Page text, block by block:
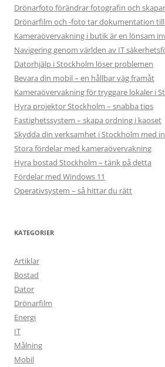
Drönarfoto förändrar fotografin och
Drönarfilm och -foto tar dokumentation
Kameraövervakning i butik är en lönsam
Navigering genom världen av IT
Datorhjälp i Stockholm löser problemen
Bevara din mobil – en hållbar väg framåt
Kameraövervakning för tryggare lokaler i
Hyra projektor Stockholm – snabba tips
Fastighetssystem – skapa ordning i kaoset
Skydda din verksamhet i Stockholm med
Stora fördelar med kameraövervakning
Hyra bostad Stockholm – tänk på detta
Fördelar med Windows 11
Operativsystem – så hittar du rätt
KATEGORIER
Artiklar
Bostad
Dator
Drönarfilm
Energi
IT
Målning
Mobil